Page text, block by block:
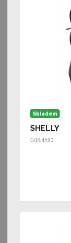
Skladem
SHELLY
G04.4580